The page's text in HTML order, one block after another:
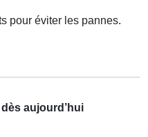
pour éviter les pannes.
aujourd’hui